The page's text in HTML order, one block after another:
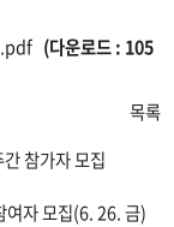
(다운로드 : 105
목록
참가자 모집
자 모집(6. 26. 금)